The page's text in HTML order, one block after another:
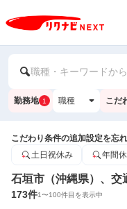
職種・キーワードか
勤務地 1 職種 こだ
こだわり条件の追加設定を忘
土日祝休み
年間
石垣市（沖縄県）、交
173件1〜100件目を表示中